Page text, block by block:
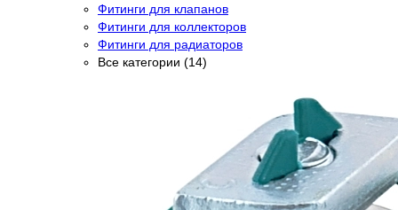
Фитинги для клапанов
Фитинги для коллекторов
Фитинги для радиаторов
Все категории (14)